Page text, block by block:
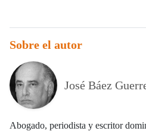
Sobre el autor
José Báez
Abogado, periodista y escritor